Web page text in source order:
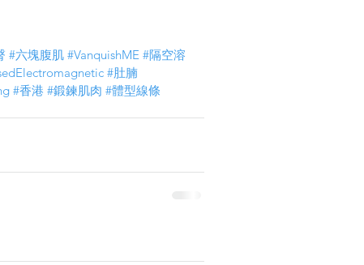
#六塊腹肌 #VanquishME #隔空溶
#肚腩
#香港 #鍛鍊肌肉 #體型線條